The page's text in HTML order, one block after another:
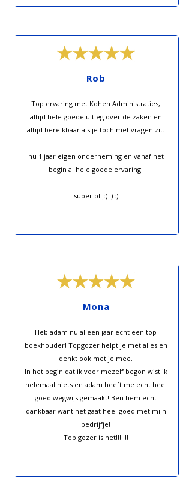
Rob
Top ervaring met Kohen Administraties,
altijd hele goede uitleg over de zaken en
altijd bereikbaar als je toch met vragen zit.
nu 1 jaar eigen onderneming en vanaf het
begin al hele goede ervaring.
super blij:) :) :)
Mona
Heb adam nu al een jaar echt een top
boekhouder! Topgozer helpt je met alles en
denkt ook met je mee.
In het begin dat ik voor mezelf begon wist ik
helemaal niets en adam heeft me echt heel
goed wegwijs gemaakt! Ben hem echt
dankbaar want het gaat heel goed met mijn
bedrijfje!
Top gozer is het!!!!!!!